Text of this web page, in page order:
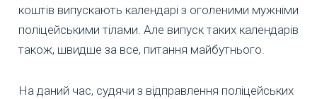
коштів випускають календарі з оголеними мужніми
поліцейськими тілами. Але випуск таких календарів
також, швидше за все, питання майбутнього.
На даний час, судячи з відправлення поліцейських